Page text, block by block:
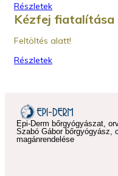
Részletek
Kézfej fiatalítása
Feltöltés alatt!
Részletek
Epi-Derm bőrgyógyászat,
Szabó Gábor bőrgyógyász,
magánrendelése